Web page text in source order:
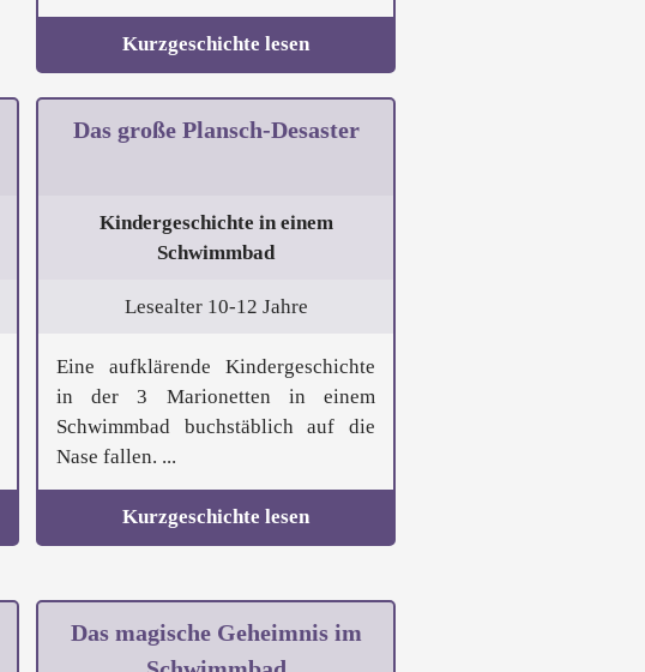
Kurzgeschichte lesen
Das große Plansch-Desaster
Kindergeschichte in einem
Schwimmbad
Lesealter 10-12 Jahre
Eine aufklärende Kindergeschichte
in der 3 Marionetten in einem
Schwimmbad buchstäblich auf die
Nase fallen. ...
Kurzgeschichte lesen
Das magische Geheimnis im